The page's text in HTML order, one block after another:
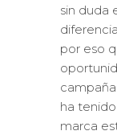
sin duda
por eso
ha
marca